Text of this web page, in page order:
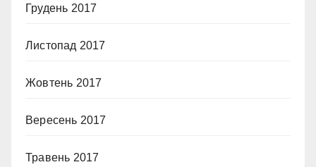
Грудень 2017
Листопад 2017
Жовтень 2017
Вересень 2017
Травень 2017